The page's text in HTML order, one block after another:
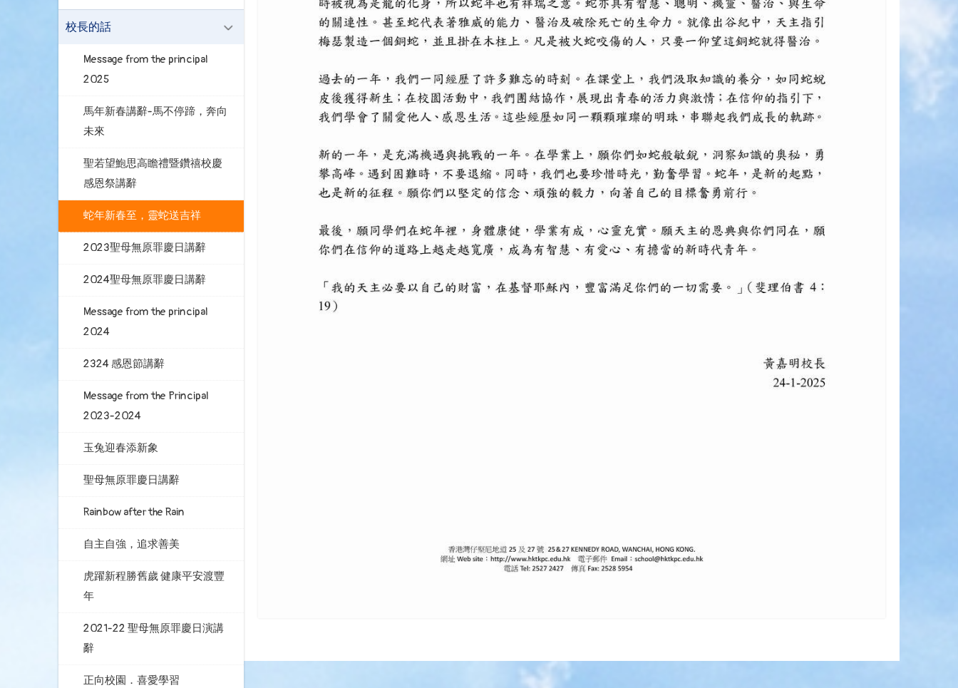
校長的話
Message from the principal
2025
馬年新春講辭-馬不停蹄，奔向
未來
聖若望鮑思高瞻禮暨鑽禧校慶
感恩祭講辭
蛇年新春至，靈蛇送吉祥
2023聖母無原罪慶日講辭
2024聖母無原罪慶日講辭
Message from the principal
2024
2324 感恩節講辭
Message from the Principal
2023-2024
玉兔迎春添新象
聖母無原罪慶日講辭
Rainbow after the Rain
自主自強，追求善美
虎躍新程勝舊歲 健康平安渡豐
年
2021-22 聖母無原罪慶日演講
辭
正向校園．喜愛學習